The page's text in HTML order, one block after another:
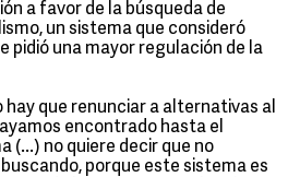
a favor de la búsqueda de
un sistema que consideró
pidió una mayor regulación de la
hay que renunciar a alternativas al
encontrado hasta el
(...) no quiere decir que no
porque este sistema es